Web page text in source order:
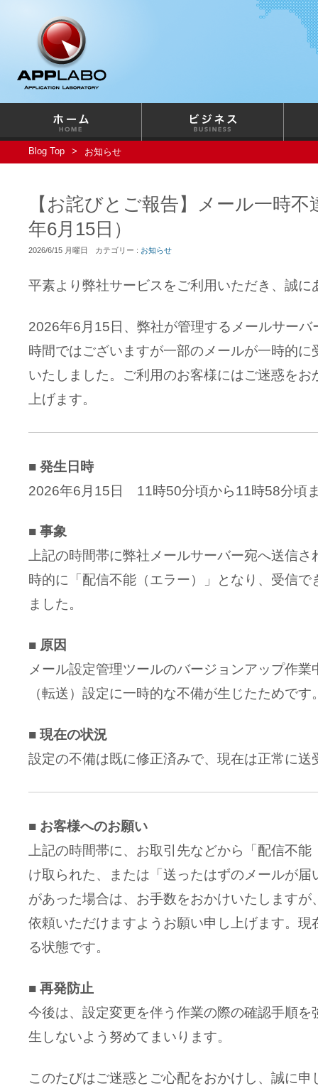
Blog Top お知らせ
【お詫びとご報告】メール一時
年6月15日）
2026/6/15 月曜日 カテゴリー : お知らせ
平素より弊社サービスをご利用いただき、誠に
2026年6月15日、弊社が管理するメールサーバ
時間ではございますが一部のメールが一時的に
いたしました。ご利用のお客様にはご迷惑をお
上げます。
■ 発生日時
2026年6月15日 11時50分頃から11時58分頃
■ 事象
上記の時間帯に弊社メールサーバー宛へ送信
時的に「配信不能（エラー）」となり、受信で
ました。
■ 原因
メール設定管理ツールのバージョンアップ作
（転送）設定に一時的な不備が生じたためです
■ 現在の状況
設定の不備は既に修正済みで、現在は正常に送
■ お客様へのお願い
上記の時間帯に、お取引先などから「配信不
け取られた、または「送ったはずのメールが届
があった場合は、お手数をおかけいたしますが
依頼いただけますようお願い申し上げます。現
る状態です。
■ 再発防止
今後は、設定変更を伴う作業の際の確認手順を
生しないよう努めてまいります。
このたびはご迷惑とご心配をおかけし、誠に申